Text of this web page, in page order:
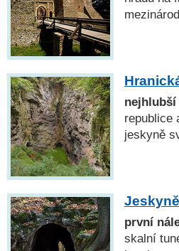
nejhlubší
republice
jeskyně
první
skalní